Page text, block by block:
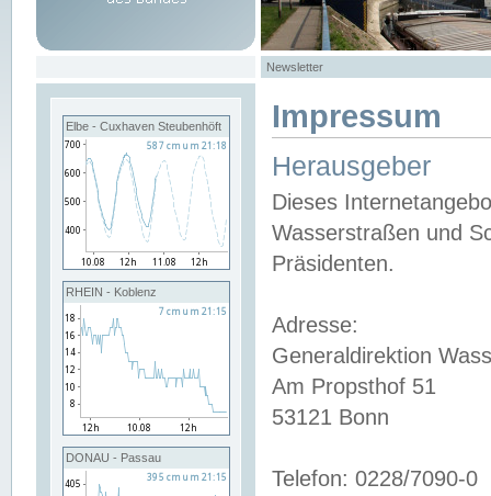
Newsletter
Elbe - Cuxhaven Steubenhöft
RHEIN - Koblenz
DONAU - Passau
Impressum
Herausgeber
Dieses
Wasserstraßen und
Präsidenten.
Adresse:
Generaldirektion
Am Propsthof 51
53121 Bonn
Telefon: 0228/7090-0